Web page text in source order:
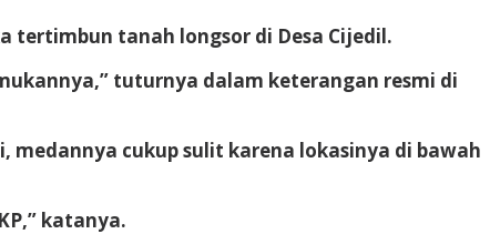
tertimbun tanah longsor di Desa Cijedil.
tuturnya dalam keterangan resmi di
medannya cukup sulit karena lokasinya di bawah
katanya.